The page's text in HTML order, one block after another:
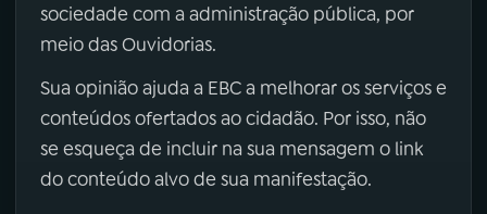
sociedade com a administração pública, por
meio das Ouvidorias.
Sua opinião ajuda a EBC a melhorar os serviços e
conteúdos ofertados ao cidadão. Por isso, não
se esqueça de incluir na sua mensagem o link
do conteúdo alvo de sua manifestação.